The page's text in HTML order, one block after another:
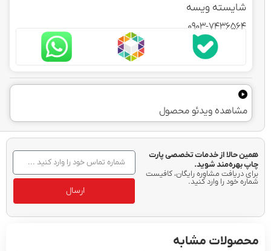
ویسه
0903-
ویدئو محصول
از خدمات تخصصی پارت
شوید.
مشاوره رایگان، کافیست
را وارد کنید.
مشابه